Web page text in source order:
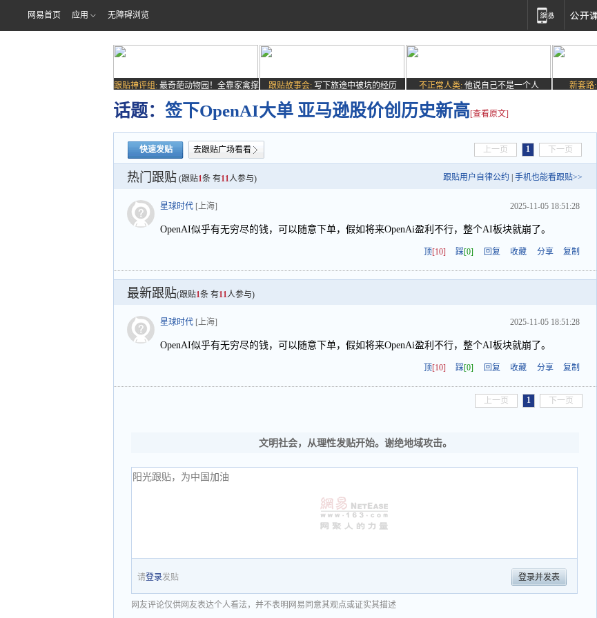
网易首页 应用 无障碍浏览
跟贴神评组: 最奇葩动物园！全靠家禽撑
场子
跟贴故事会: 写下旅途中被坑的经历 不正常人类: 他说自己不是一个人 新套路:
话题： 签下OpenAI大单 亚马逊股价创历史新高[查看原文]
快速发贴 去跟贴广场看看 上一页 1 下一页
热门跟贴 (跟贴1条 有11人参与) 跟贴用户自律公约 手机也能看跟贴>>
星球时代 [上海] 2025-11-05 18:51:28
OpenAI似乎有无穷尽的钱，可以随意下单，假如将来OpenAi盈利不行，整个AI板块就崩了。
顶[10] 踩[0] 回复 收藏 分享 复制
最新跟贴(跟贴1条 有11人参与)
星球时代 [上海] 2025-11-05 18:51:28
OpenAI似乎有无穷尽的钱，可以随意下单，假如将来OpenAi盈利不行，整个AI板块就崩了。
顶[10] 踩[0] 回复 收藏 分享 复制
上一页 1 下一页
文明社会，从理性发贴开始。谢绝地域攻击。
请登录发贴 登录并发表
网友评论仅供网友表达个人看法，并不表明网易同意其观点或证实其描述